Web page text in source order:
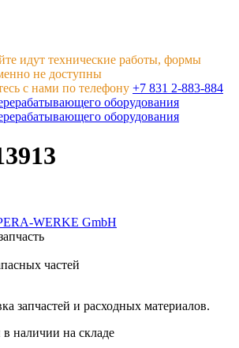
идут технические работы, формы
не доступны
с нами по телефону +7 831 2-883-884
оборудования
оборудования
WERKE GmbH
частей
запчастей и расходных материалов.
наличии на складе